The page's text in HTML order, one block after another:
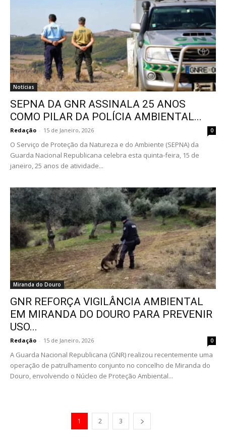
Notícias
SEPNA DA GNR ASSINALA 25 ANOS
COMO PILAR DA POLÍCIA AMBIENTAL...
Redação - 15 de Janeiro, 2026 0
O Serviço de Proteção da Natureza e do Ambiente (SEPNA) da
Guarda Nacional Republicana celebra esta quinta-feira, 15 de
janeiro, 25 anos de atividade...
Miranda do Douro
GNR REFORÇA VIGILÂNCIA AMBIENTAL
EM MIRANDA DO DOURO PARA PREVENIR
USO...
Redação - 15 de Janeiro, 2026 0
A Guarda Nacional Republicana (GNR) realizou recentemente uma
operação de patrulhamento conjunto no concelho de Miranda do
Douro, envolvendo o Núcleo de Proteção Ambiental...
1 2 3